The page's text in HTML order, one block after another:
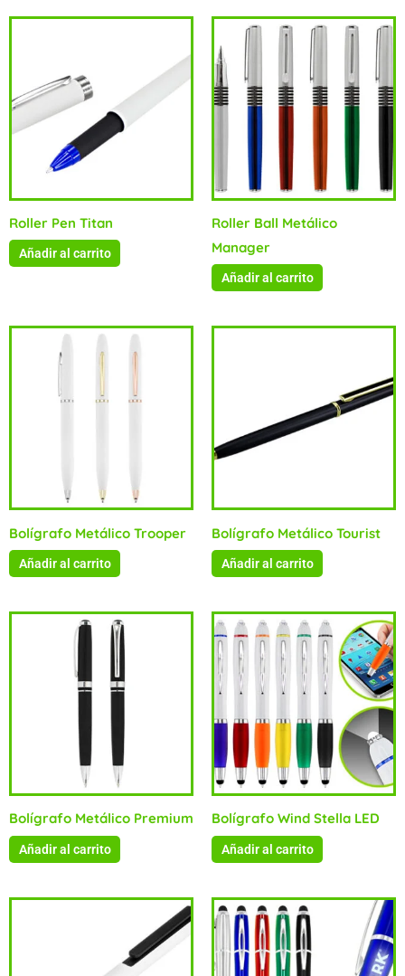
Roller Pen Titan
Añadir al carrito
Roller Ball Metálico
Manager
Añadir al carrito
Bolígrafo Metálico Trooper
Añadir al carrito
Bolígrafo Metálico Tourist
Añadir al carrito
Bolígrafo Metálico Premium
Añadir al carrito
Bolígrafo Wind Stella LED
Añadir al carrito